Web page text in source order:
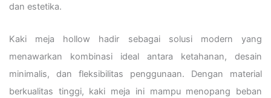
dan estetika.
Kaki meja hollow hadir sebagai solusi modern yang
menawarkan kombinasi ideal antara ketahanan, desain
minimalis, dan fleksibilitas penggunaan. Dengan material
berkualitas tinggi, kaki meja ini mampu menopang beban